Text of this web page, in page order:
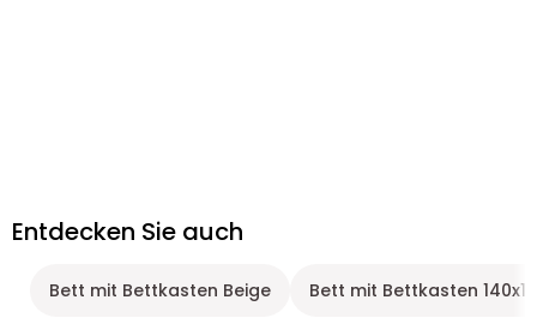
Entdecken Sie auch
Bett mit Bettkasten Beige Bett mit Bettkasten